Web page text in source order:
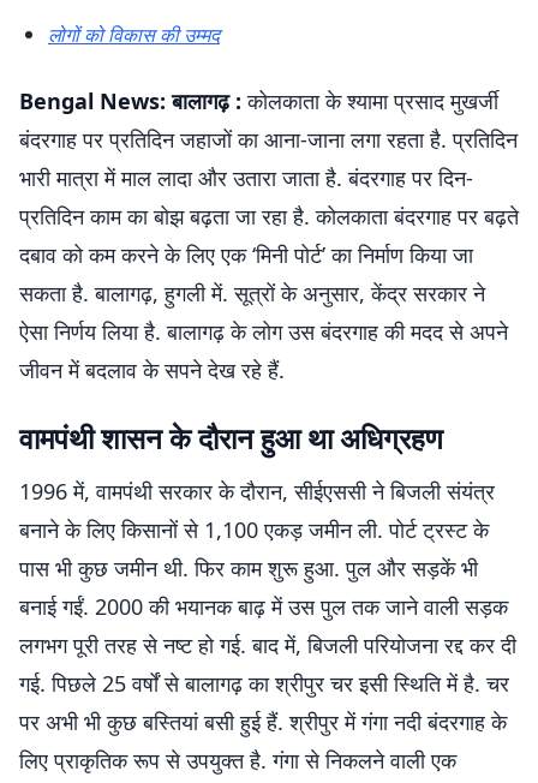
लोगों को विकास की उम्मद
Bengal News: बालागढ़ : कोलकाता के श्यामा प्रसाद मुखर्जी
बंदरगाह पर प्रतिदिन जहाजों का आना-जाना लगा रहता है. प्रतिदिन
भारी मात्रा में माल लादा और उतारा जाता है. बंदरगाह पर दिन-
प्रतिदिन काम का बोझ बढ़ता जा रहा है. कोलकाता बंदरगाह पर बढ़ते
दबाव को कम करने के लिए एक ‘मिनी पोर्ट’ का निर्माण किया जा
सकता है. बालागढ़, हुगली में. सूत्रों के अनुसार, केंद्र सरकार ने
ऐसा निर्णय लिया है. बालागढ़ के लोग उस बंदरगाह की मदद से अपने
जीवन में बदलाव के सपने देख रहे हैं.
वामपंथी शासन के दौरान हुआ था अधिग्रहण
1996 में, वामपंथी सरकार के दौरान, सीईएससी ने बिजली संयंत्र
बनाने के लिए किसानों से 1,100 एकड़ जमीन ली. पोर्ट ट्रस्ट के
पास भी कुछ जमीन थी. फिर काम शुरू हुआ. पुल और सड़कें भी
बनाई गईं. 2000 की भयानक बाढ़ में उस पुल तक जाने वाली सड़क
लगभग पूरी तरह से नष्ट हो गई. बाद में, बिजली परियोजना रद्द कर दी
गई. पिछले 25 वर्षों से बालागढ़ का श्रीपुर चर इसी स्थिति में है. चर
पर अभी भी कुछ बस्तियां बसी हुई हैं. श्रीपुर में गंगा नदी बंदरगाह के
लिए प्राकृतिक रूप से उपयुक्त है. गंगा से निकलने वाली एक